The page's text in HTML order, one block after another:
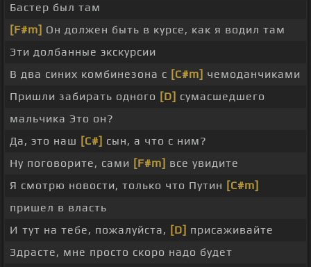
Бастер был там
[F#m] Он должен быть в курсе, как я водил там
Эти долбанные экскурсии
В два синих комбинезона с [C#m] чемоданчиками
Пришли забирать одного [D] сумасшедшего
мальчика Это он?
Да, это наш [C#] сын, а что с ним?
Ну поговорите, сами [F#m] все увидите
Я смотрю новости, только что Путин [C#m]
пришел в власть
И тут на тебе, пожалуйста, [D] присаживайте
Здрасте, мне просто скоро надо будет